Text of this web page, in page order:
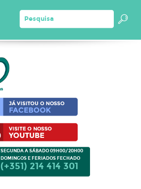
SEGUNDA A SÁBADO 09H00/20H00
DOMINGOS E FERIADOS FECHADO
(+351) 214 414 301